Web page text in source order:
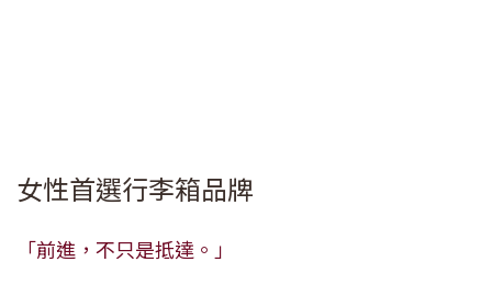
女性首選行李箱品牌
「前進，不只是抵達。」